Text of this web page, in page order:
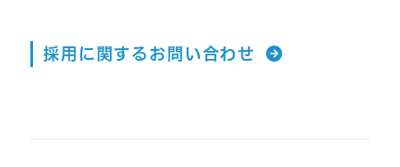
採用に関するお問い合わせ